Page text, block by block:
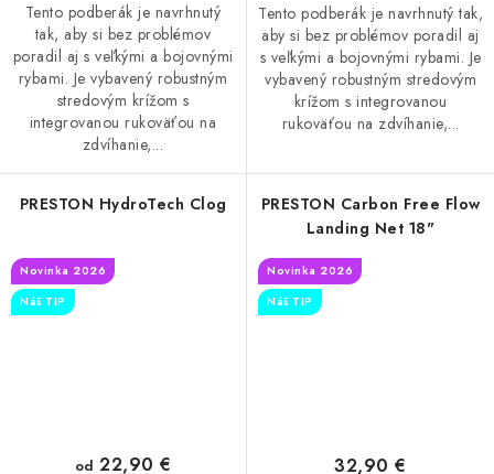
Tento podberák je navrhnutý
tak, aby si bez problémov
poradil aj s veľkými a bojovnými
rybami. Je vybavený robustným
stredovým krížom s
integrovanou rukoväťou na
zdvíhanie,...
Tento podberák je navrhnutý tak,
aby si bez problémov poradil aj
s veľkými a bojovnými rybami. Je
vybavený robustným stredovým
krížom s integrovanou
rukoväťou na zdvíhanie,...
PRESTON HydroTech Clog
Novinka 2026
Náš TIP
od 22,90 €
PRESTON Carbon Free Flow
Landing Net 18"
Novinka 2026
Náš TIP
32,90 €